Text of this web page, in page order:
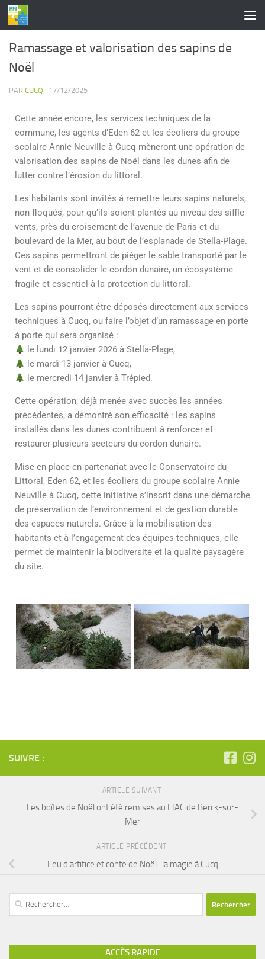
principalSkip to content
Ramassage et valorisation des sapins de
Noël
PAR CUCQ · 17/12/2025
Cette année encore, les services techniques de la
commune, les agents d’Eden 62 et les écoliers du groupe
scolaire Annie Neuville à Cucq mèneront une opération de
valorisation des sapins de Noël dans les dunes afin de
lutter contre l’érosion du littoral.
Les habitants sont invités à remettre leurs sapins naturels,
non floqués, pour qu’ils soient plantés au niveau des siffle
vents, près du croisement de l’avenue de Paris et du
boulevard de la Mer, au bout de l’esplanade de Stella-Plage.
Ces sapins permettront de piéger le sable transporté par le
vent et de consolider le cordon dunaire, un écosystème
fragile et essentiel à la protection du littoral.
Les sapins pourront être déposés directement aux services
techniques à Cucq, ou faire l’objet d’un ramassage en porte
à porte qui sera organisé :
le lundi 12 janvier 2026 à Stella-Plage,
le mardi 13 janvier à Cucq,
le mercredi 14 janvier à Trépied.
Cette opération, déjà menée avec succès les années
précédentes, a démontré son efficacité : les sapins
installés dans les dunes contribuent à renforcer et
restaurer plusieurs secteurs du cordon dunaire.
Mise en place en partenariat avec le Conservatoire du
Littoral, Eden 62, et les écoliers du groupe scolaire Annie
Neuville à Cucq, cette initiative s’inscrit dans une démarche
de préservation de l’environnement et de gestion durable
des espaces naturels. Grâce à la mobilisation des
habitants et à l’engagement des équipes techniques, elle
permet de maintenir la biodiversité et la qualité paysagère
du site.
SUIVRE :
ARTICLE SUIVANT
Les boîtes de Noël ont été remises au FIAC de Berck-sur-
Mer
ARTICLE PRÉCÉDENT
Feu d’artifice et conte de Noël : la magie à Cucq
ACCÈS RAPIDE